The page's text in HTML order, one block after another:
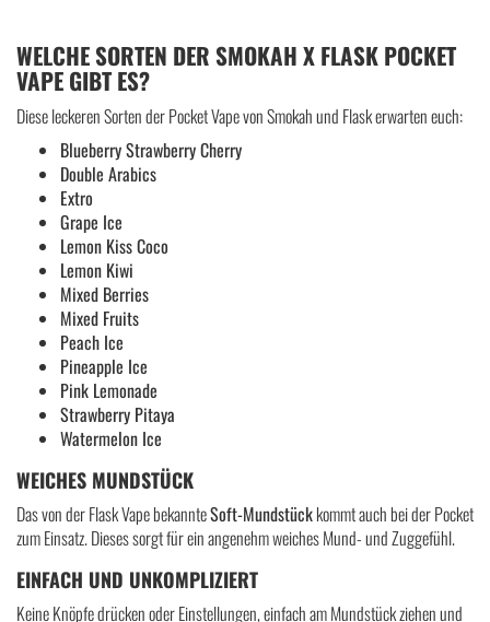
WELCHE SORTEN DER SMOKAH X FLASK POCKET
VAPE GIBT ES?
Diese leckeren Sorten der Pocket Vape von Smokah und Flask erwarten euch:
Blueberry Strawberry Cherry
Double Arabics
Extro
Grape Ice
Lemon Kiss Coco
Lemon Kiwi
Mixed Berries
Mixed Fruits
Peach Ice
Pineapple Ice
Pink Lemonade
Strawberry Pitaya
Watermelon Ice
WEICHES MUNDSTÜCK
Das von der Flask Vape bekannteSoft-Mundstückkommt auch bei der Pocket
zum Einsatz. Dieses sorgt für ein angenehm weiches Mund- und Zuggefühl.
EINFACH UND UNKOMPLIZIERT
Keine Knöpfe drücken oder Einstellungen, einfach am Mundstück ziehen und